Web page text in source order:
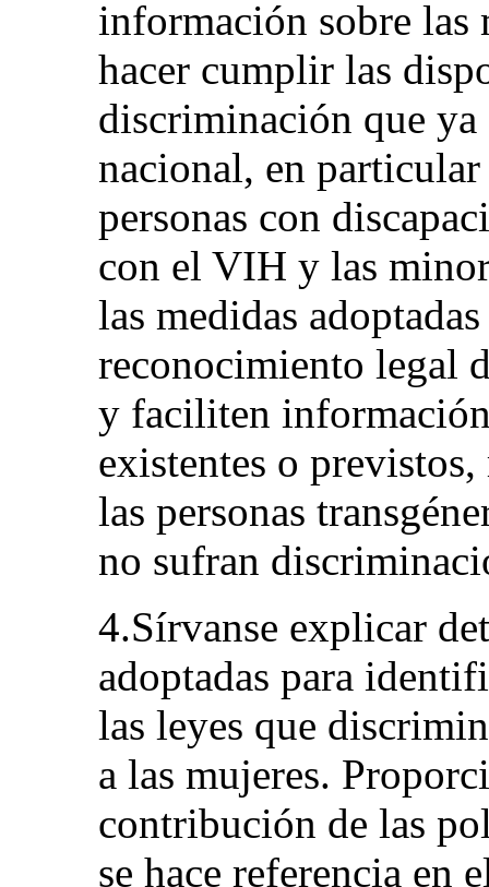
información sobre las
hacer cumplir las
discriminación que
nacional, en particular
personas con
con el VIH y las
las medidas
reconocimiento legal
y faciliten
existentes o
las personas
no sufran
4.Sírvanse explicar
adoptadas para
las leyes que
a las mujeres.
contribución de las
se hace referencia en